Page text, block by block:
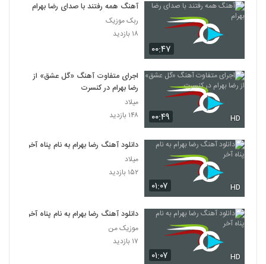
۰۰:۴۷
آهنگ همه رفتند با صدای رضا بهرام
ربک موزیک
۱۸ بازدید
۰۰:۴۹ HD
اجرای متفاوت آهنگ «گل عشق» از
رضا بهرام در کنسرت
میلاد
۱۴۸ بازدید
۰۱:۰۷ HD
دانلود آهنگ رضا بهرام به نام پناه آخر
میلاد
۱۵۲ بازدید
۰۱:۰۷ HD
دانلود آهنگ رضا بهرام به نام پناه آخر
موزیک من
۱۷ بازدید